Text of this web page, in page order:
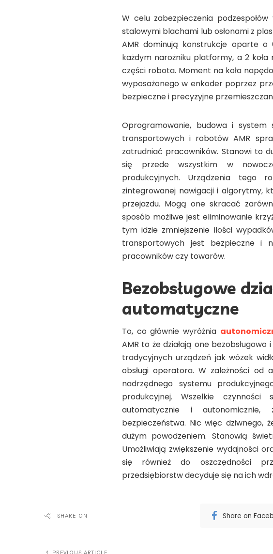
W celu zabezpieczenia
stalowymi blachami lub osłonami z
AMR dominują konstrukcje oparte
każdym narożniku platformy, a 2
części robota. Moment na koła
wyposażonego w enkoder poprzez
bezpieczne i precyzyjne
Oprogramowanie, budowa i system
transportowych i robotów AMR
zatrudniać pracowników. Stanowi to
się przede wszystkim w
produkcyjnych. Urządzenia tego
zintegrowanej nawigacji i algorytmy,
przejazdu. Mogą one skracać
sposób możliwe jest eliminowanie
tym idzie zmniejszenie ilości
transportowych jest bezpieczne i
pracowników czy towarów.
Bezobsługowe
automatyczne
To, co głównie wyróżnia
AMR to że działają one
tradycyjnych urządzeń jak wózek
obsługi operatora. W zależności od
nadrzędnego systemu
produkcyjnej. Wszelkie
automatycznie i
bezpieczeństwa. Nic więc
dużym powodzeniem. Stanowią
Umożliwiają zwiększenie wydajności
się również do oszczędności
przedsiębiorstw decyduje się na ich
SHARE ON Share on
PREVIOUS ARTICLE